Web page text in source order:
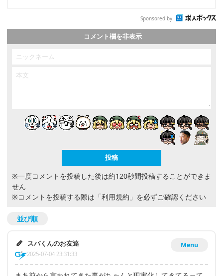
Sponsored by
コメント欄を非表示
※一度コメントを投稿した後は約120秒間投稿することができま
せん
※コメントを投稿する際は 「利用規約」 を必ずご確認ください
並び順
Menu
スパくんのお友達
2025-07-04 23:31:33